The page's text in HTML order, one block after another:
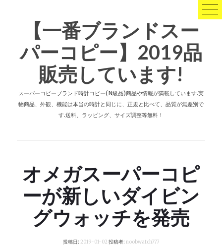
【一番ブランドスー
パーコピー】2019品
販売しています!
スーパーコピーブランド時計コピー(N級品)商品や情報が満載しています.実
物商品、外観、機能は本当の時計と同じに、正規と比べて、品質が無差別で
す.送料、ラッピング、サイズ調整等無料！
オメガスーパーコピ
ーが新しいダイビン
グウォッチを発売
投稿日: 2019-01-02 投稿者: noobwatch777